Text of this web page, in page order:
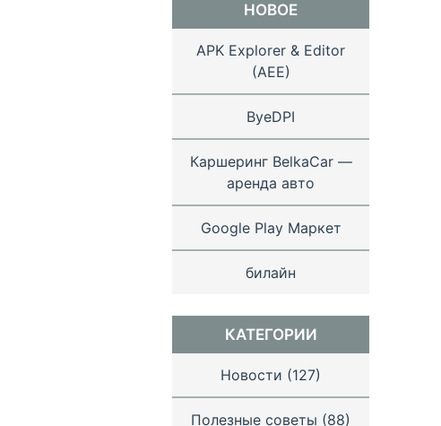
НОВОЕ
APK Explorer & Editor
(AEE)
ByeDPI
Каршеринг BelkaCar —
аренда авто
Google Play Маркет
билайн
КАТЕГОРИИ
Новости (127)
Полезные советы (88)